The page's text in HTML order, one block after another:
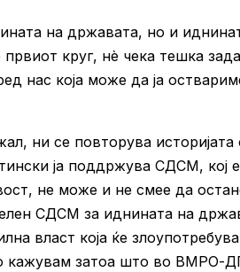
на државата, но и
круг, нè чека тешка
нас која може да ја
ни се повторува
ја поддржува СДСМ, кој
не може и не смее да
СДСМ за иднината на
власт која ќе злоупотребува
кажувам затоа што во